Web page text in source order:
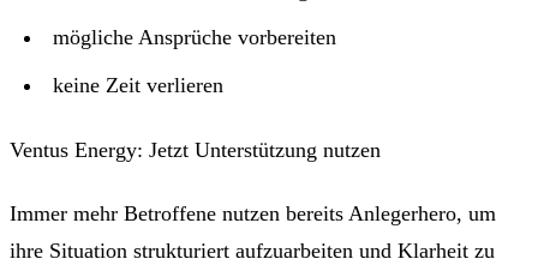
mögliche Ansprüche vorbereiten
keine Zeit verlieren
Ventus Energy: Jetzt Unterstützung nutzen
Immer mehr Betroffene nutzen bereits Anlegerhero, um
ihre Situation strukturiert aufzuarbeiten und Klarheit zu